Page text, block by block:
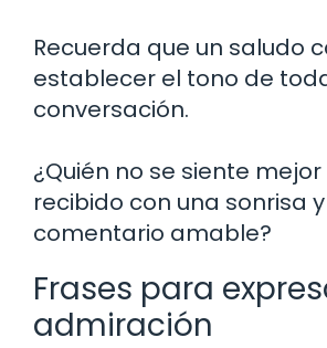
Recuerda que un saludo
establecer el tono de
conversación.
¿Quién no se siente
recibido con una sonrisa
comentario amable?
Frases para
admiración